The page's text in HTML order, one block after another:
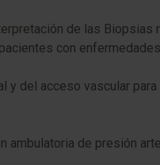
de las Biopsias
con
y del acceso vascular para
ambulatoria de presión